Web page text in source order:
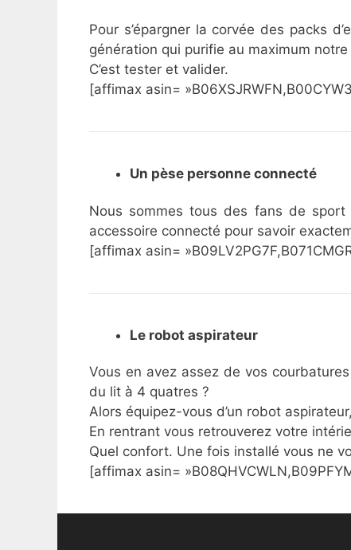
Pour s’épargner la corvée des packs
génération qui purifie au maximum
C’est tester et valider.
[affimax asin=
Un pèse personne connecté
Nous sommes tous des fans de
accessoire connecté pour savoir
[affimax asin=
Le robot aspirateur
Vous en avez assez de vos
du lit à 4 quatres ?
Alors équipez-vous d’un robot
En rentrant vous retrouverez votre
Quel confort. Une fois installé vous ne
[affimax asin=